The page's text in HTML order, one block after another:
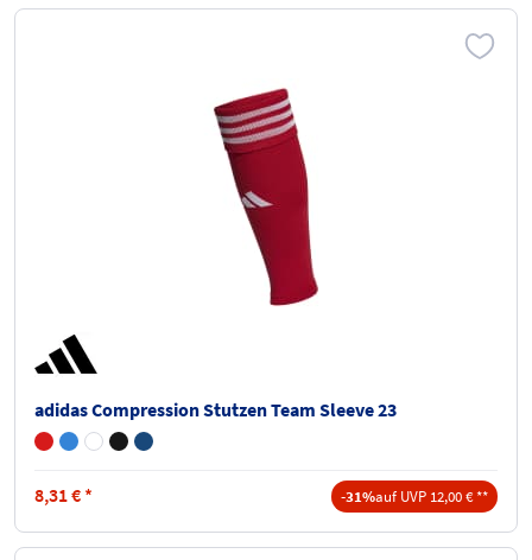
adidas Compression Stutzen Team Sleeve 23
8,31€ * -31%auf UVP 12,00 € **